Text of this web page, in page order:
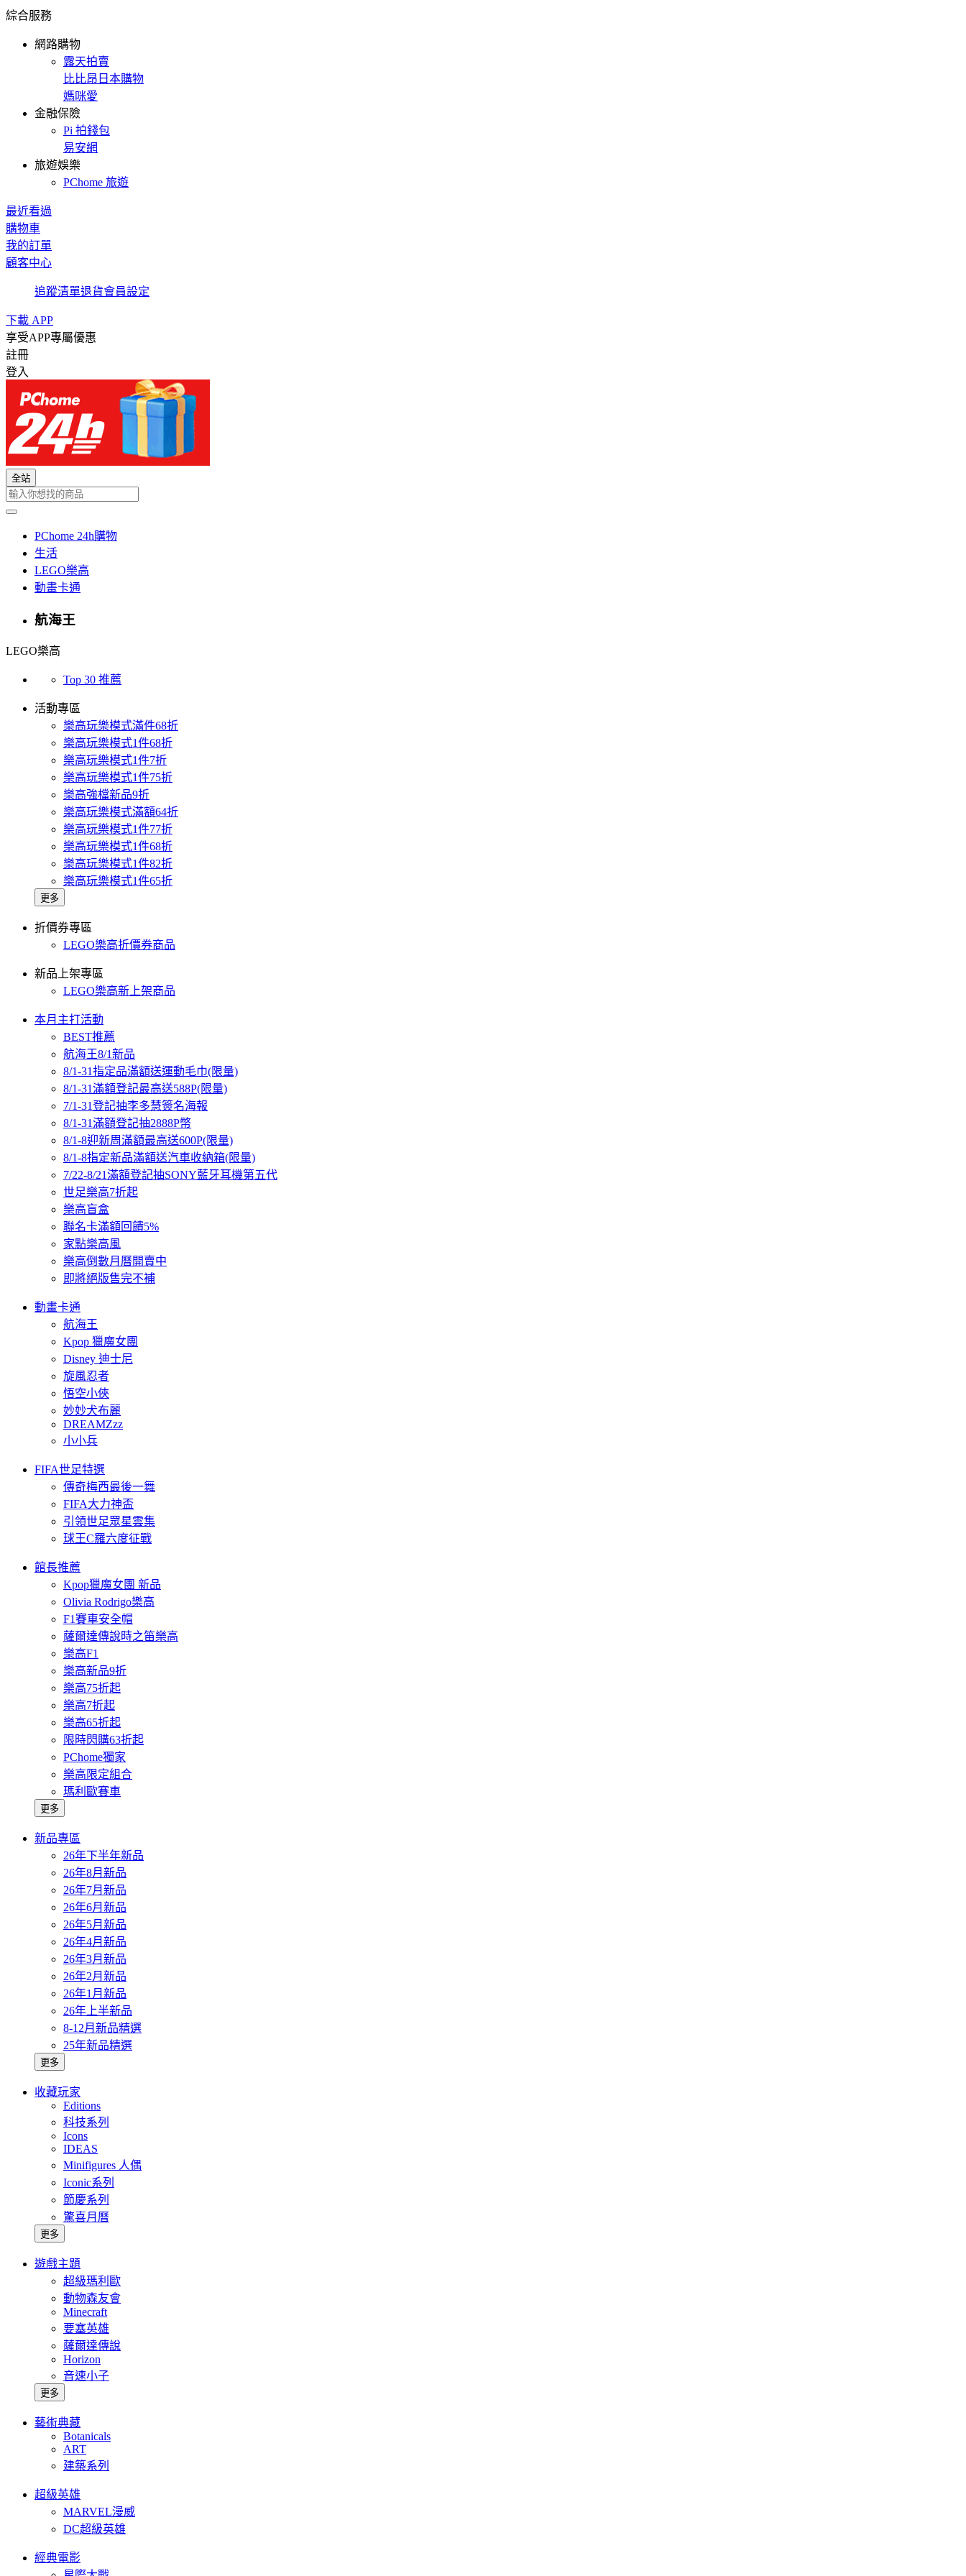
綜合服務
網路購物
露天拍賣
比比昂日本購物
媽咪愛
金融保險
Pi 拍錢包
易安網
旅遊娛樂
PChome 旅遊
最近看過
購物車
我的訂單
顧客中心
追蹤清單退貨會員設定
下載 APP
享受APP專屬優惠
註冊
登入
全站
PChome 24h購物
生活
LEGO樂高
動畫卡通
航海王
LEGO樂高
Top 30 推薦
活動專區
樂高玩樂模式滿件68折
樂高玩樂模式1件68折
樂高玩樂模式1件7折
樂高玩樂模式1件75折
樂高強檔新品9折
樂高玩樂模式滿額64折
樂高玩樂模式1件77折
樂高玩樂模式1件68折
樂高玩樂模式1件82折
樂高玩樂模式1件65折
更多
折價券專區
LEGO樂高折價券商品
新品上架專區
LEGO樂高新上架商品
本月主打活動
BEST推薦
航海王8/1新品
8/1-31指定品滿額送運動毛巾(限量)
8/1-31滿額登記最高送588P(限量)
7/1-31登記抽李多慧簽名海報
8/1-31滿額登記抽2888P幣
8/1-8迎新周滿額最高送600P(限量)
8/1-8指定新品滿額送汽車收納箱(限量)
7/22-8/21滿額登記抽SONY藍牙耳機第五代
世足樂高7折起
樂高盲盒
聯名卡滿額回饋5%
家點樂高風
樂高倒數月曆開賣中
即將絕版售完不補
動畫卡通
航海王
Kpop 獵魔女團
Disney 迪士尼
旋風忍者
悟空小俠
妙妙犬布麗
DREAMZzz
小小兵
FIFA世足特選
傳奇梅西最後一舞
FIFA大力神盃
引領世足眾星雲集
球王C羅六度征戰
館長推薦
Kpop獵魔女團 新品
Olivia Rodrigo樂高
F1賽車安全帽
薩爾達傳說時之笛樂高
樂高F1
樂高新品9折
樂高75折起
樂高7折起
樂高65折起
限時閃購63折起
PChome獨家
樂高限定組合
瑪利歐賽車
更多
新品專區
26年下半年新品
26年8月新品
26年7月新品
26年6月新品
26年5月新品
26年4月新品
26年3月新品
26年2月新品
26年1月新品
26年上半新品
8-12月新品精選
25年新品精選
更多
收藏玩家
Editions
科技系列
Icons
IDEAS
Minifigures 人偶
Iconic系列
節慶系列
驚喜月曆
更多
遊戲主題
超級瑪利歐
動物森友會
Minecraft
要塞英雄
薩爾達傳說
Horizon
音速小子
更多
藝術典藏
Botanicals
ART
建築系列
超級英雄
MARVEL漫威
DC超級英雄
經典電影